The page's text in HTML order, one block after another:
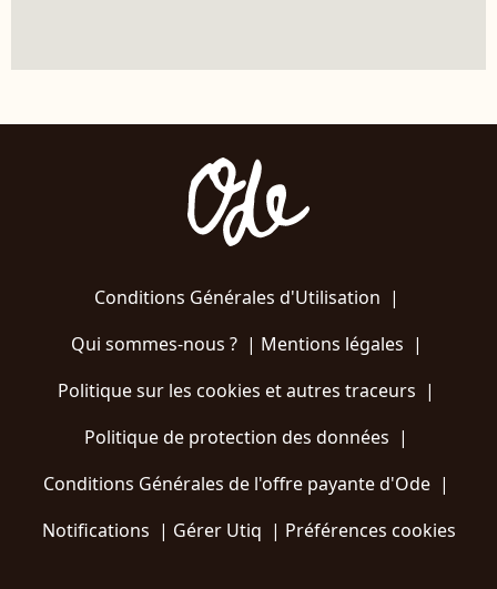
Conditions Générales d'Utilisation |
Qui sommes-nous ?| Mentions légales |
Politique sur les cookies et autres traceurs |
Politique de protection des données |
Conditions Générales de l'offre payante d'Ode |
Notifications | Gérer Utiq | Préférences cookies